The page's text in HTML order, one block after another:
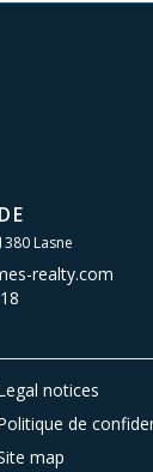
Lasne
realty.com
notices
de
map